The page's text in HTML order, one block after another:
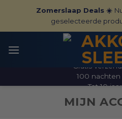
inhoud
Zomerslaap Deals ☀️
geselecteerde
Gratis
100
Tot 10
MIJN